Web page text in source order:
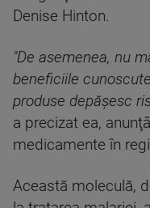
Denise Hinton.
"De asemenea, nu
beneficiile
produse depăşesc
a precizat ea,
medicamente în
Această moleculă,